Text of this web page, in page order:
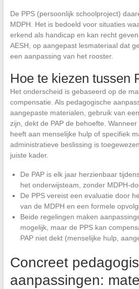
De PPS (persoonlijk schoolproject)
MDPH. Het is bedoeld voor situaties
erkend als handicap en kan recht
AESH, op aangepast lesmateriaal dat
een aanpassing van het rooster.
Hoe te kiezen tussen
Het onderscheid is gebaseerd op de
compensatie. Als pedagogische
aangepaste materialen, gebruik van
zijn, dekt de PAP de behoefte.
heeft aan menselijke hulp of specifiek
administratieve beslissing is
juiste kader.
De PAP is elk jaar herzienbaar
het onderwijsteam, zonder MDPH-
De PPS vereist een evaluatie door
van de MDPH en een formele
Beide regelingen maken
mogelijk, maar de PPS kan
PAP niet dekt (menselijke hulp,
Concreet
aanpassingen: